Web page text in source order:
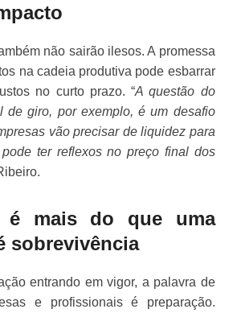
não sairão ilesos. A promessa
na cadeia produtiva pode esbarrar
no curto prazo. “A questão do
de giro, por exemplo, é um desafio
vão precisar de liquidez para
ter reflexos no preço final dos
é mais do que uma
sobrevivência
entrando em vigor, a palavra de
e profissionais é preparação.